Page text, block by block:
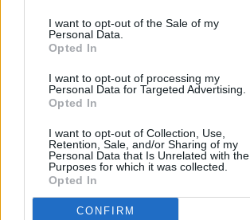
I want to opt-out of the Sale of my
Personal Data.
Opted In
I want to opt-out of processing my
Personal Data for Targeted Advertising.
Opted In
I want to opt-out of Collection, Use,
Retention, Sale, and/or Sharing of my
Personal Data that Is Unrelated with the
Purposes for which it was collected.
Opted In
CONFIRM